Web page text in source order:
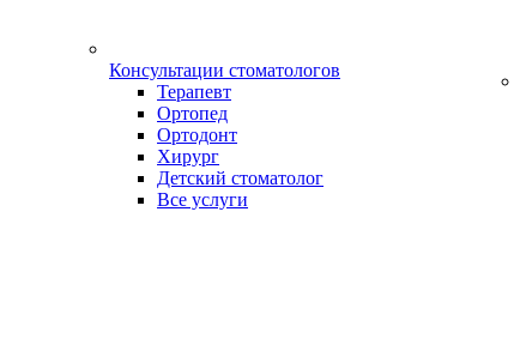
Консультации стоматологов
Терапевт
Ортопед
Ортодонт
Хирург
Детский стоматолог
Все услуги